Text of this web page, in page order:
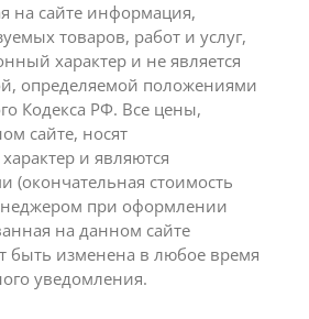
на сайте информация,
товаров, работ и услуг,
характер и не является
определяемой положениями
Кодекса РФ. Все цены,
сайте, носят
и являются
(окончательная стоимость
при оформлении
на данном сайте
быть изменена в любое время
уведомления.